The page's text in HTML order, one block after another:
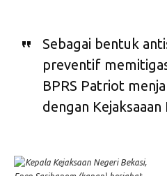
Sebagai bentuk
preventif
BPRS Patriot
dengan